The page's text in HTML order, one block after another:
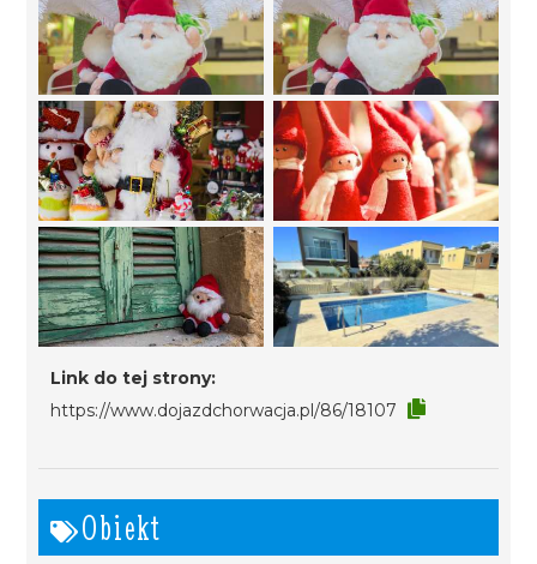
Link do tej strony:
https://www.dojazdchorwacja.pl/86/18107
Obiekt